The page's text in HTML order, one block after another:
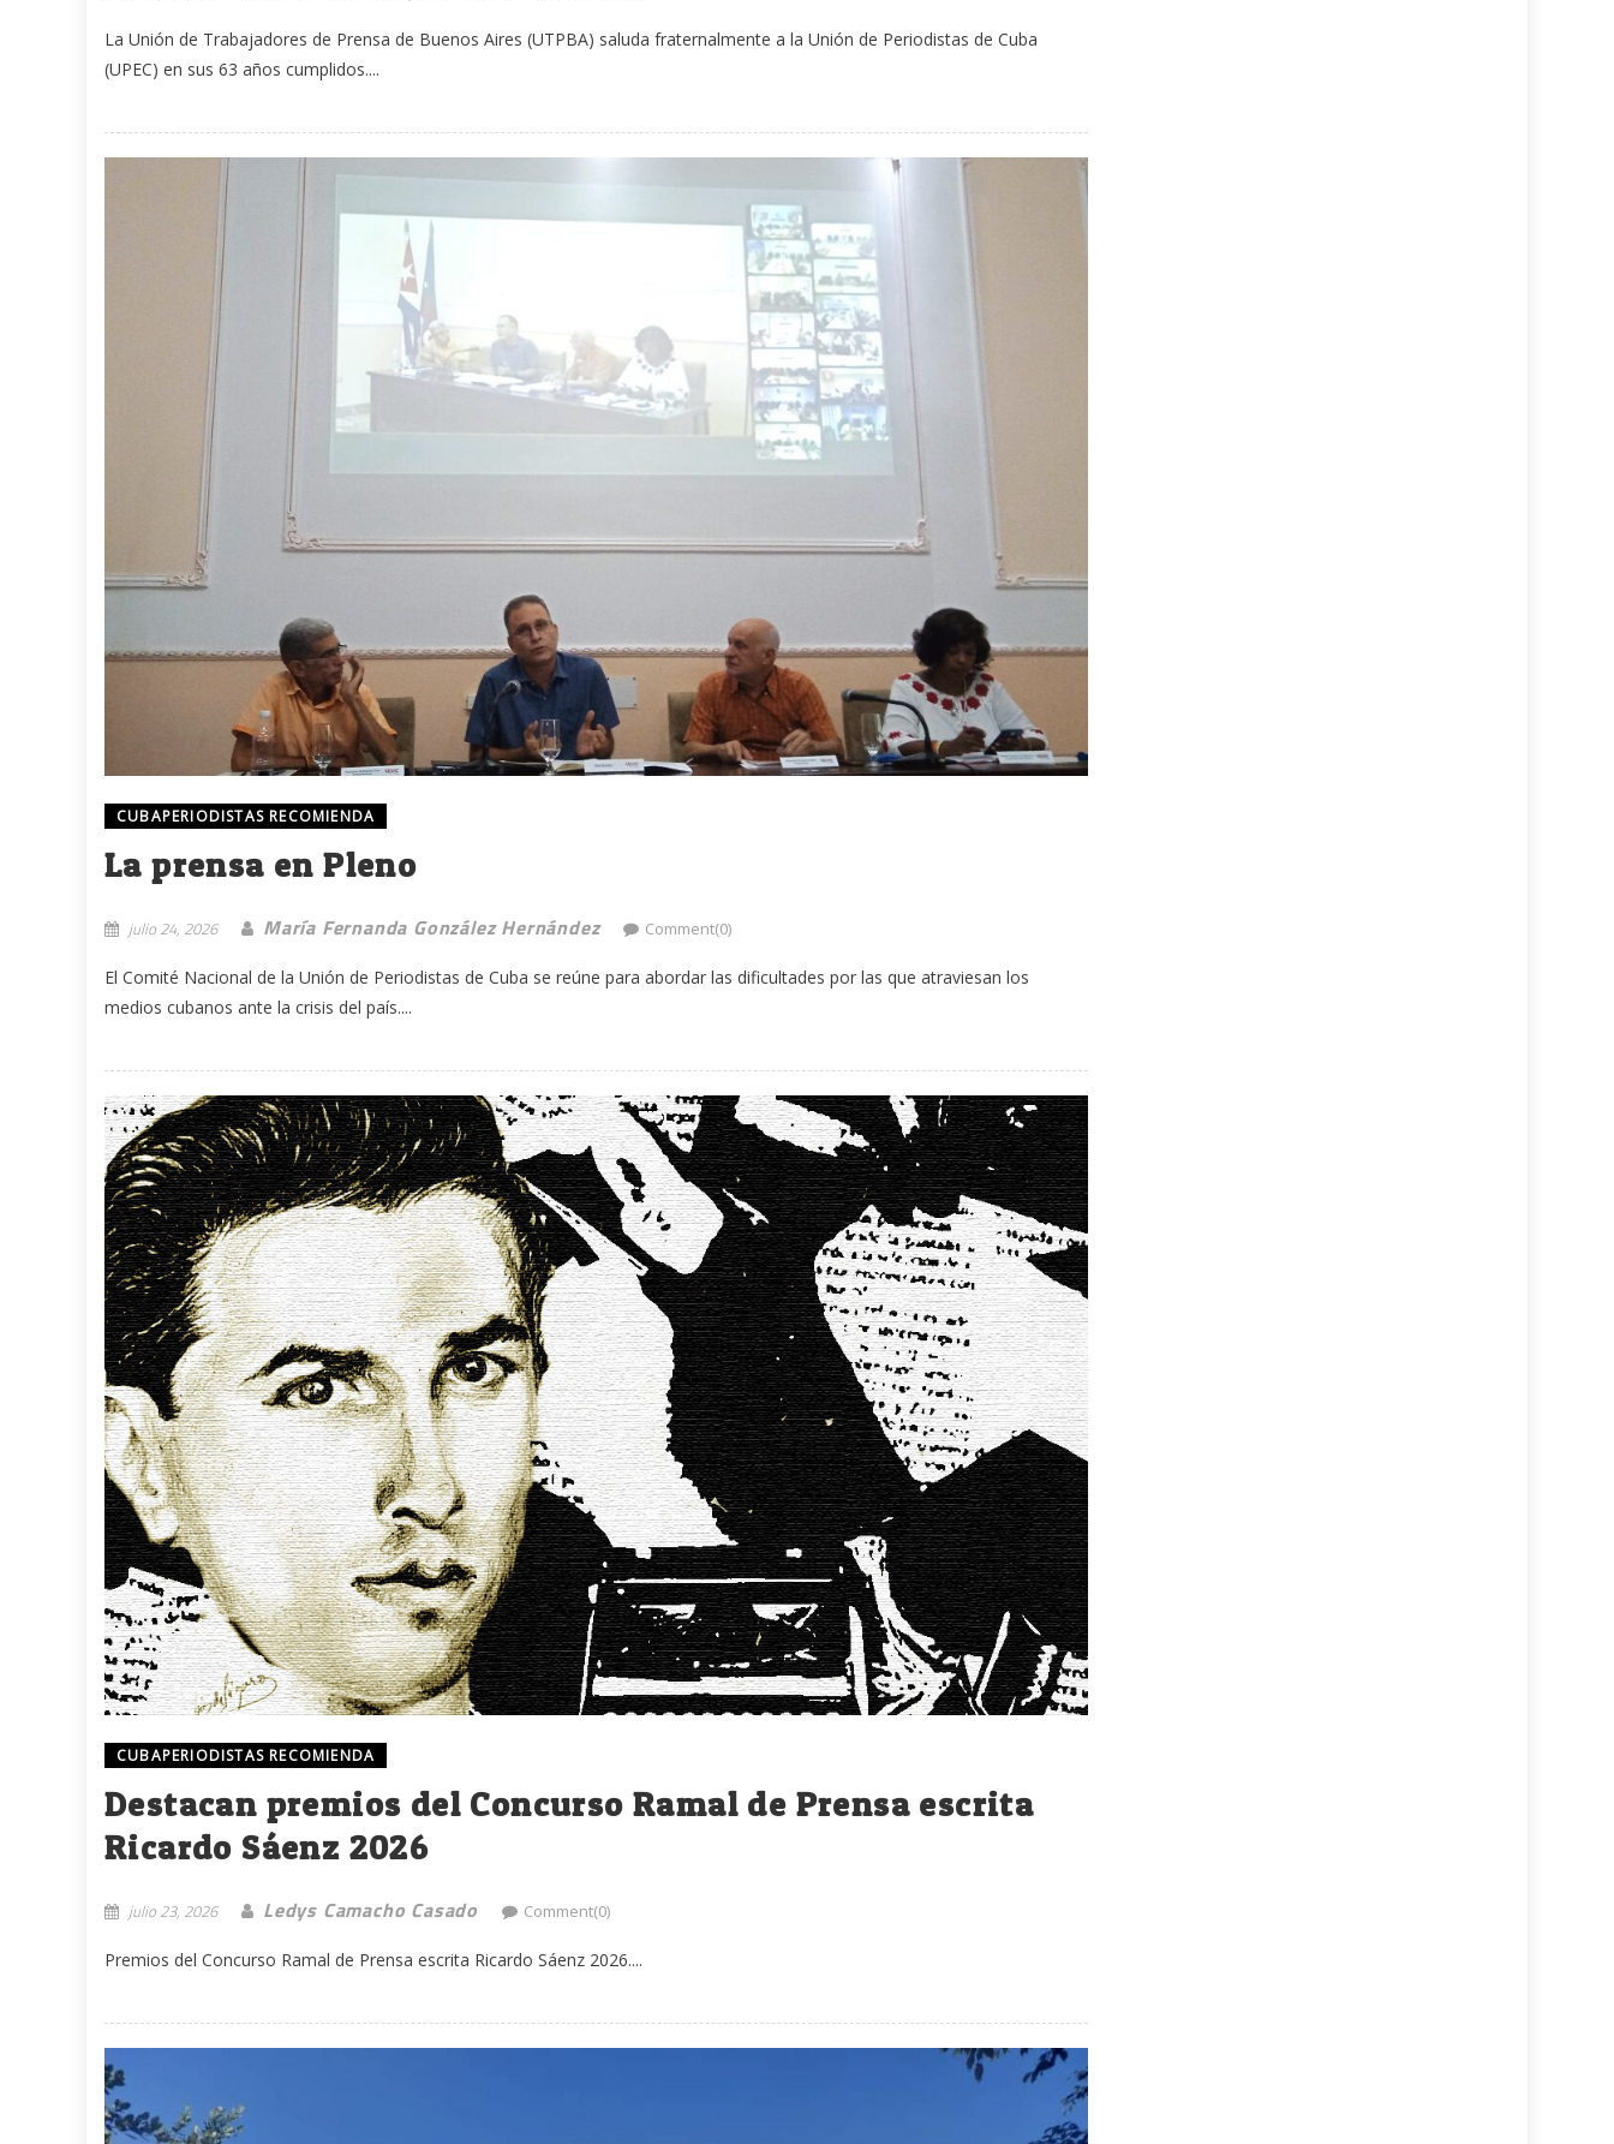
La Unión de Trabajadores de Prensa de Buenos Aires (UTPBA) saluda fraternalmente a la Unión de Periodistas de Cuba
(UPEC) en sus 63 años cumplidos....
CUBAPERIODISTAS RECOMIENDA
La prensa en Pleno
julio 24, 2026 María Fernanda González Hernández Comment(0)
El Comité Nacional de la Unión de Periodistas de Cuba se reúne para abordar las dificultades por las que atraviesan los
medios cubanos ante la crisis del país....
CUBAPERIODISTAS RECOMIENDA
Destacan premios del Concurso Ramal de Prensa escrita
Ricardo Sáenz 2026
julio 23, 2026 Ledys Camacho Casado Comment(0)
Premios del Concurso Ramal de Prensa escrita Ricardo Sáenz 2026....